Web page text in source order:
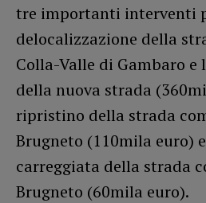
tre importanti interventi
delocalizzazione della
Colla-Valle di Gambaro e
della nuova strada
ripristino della strada
Brugneto (110mila euro)
carreggiata della strada
Brugneto (60mila euro).